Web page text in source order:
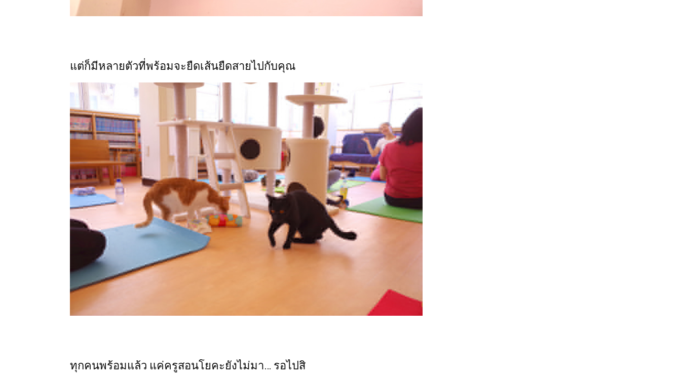
แต่ก็มีหลายตัวที่พร้อมจะยืดเส้นยืดสายไปกับคุณ
ทุกคนพร้อมแล้ว แค่ครูสอนโยคะยังไม่มา… รอไปสิ